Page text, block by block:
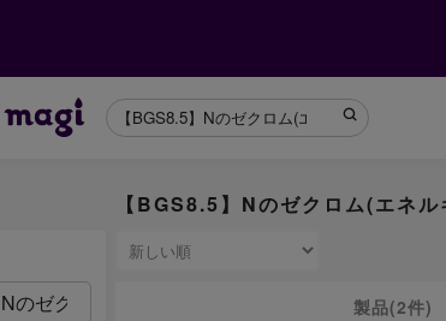
【BGS8.5】Nのゼクロム(エネ
製品(2件)